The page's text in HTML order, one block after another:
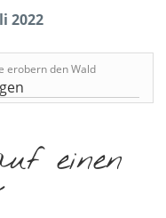
2022
erobern den Wald
einen